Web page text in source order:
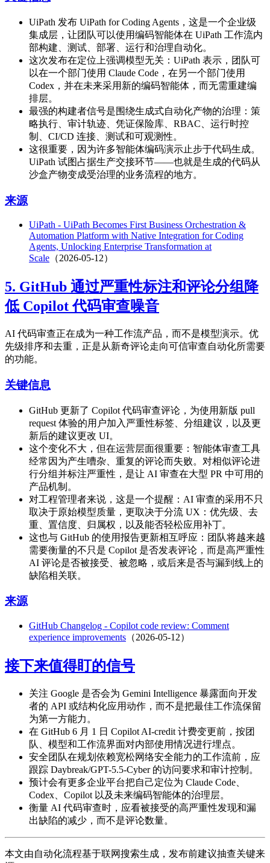
UiPath 发布 UiPath for Coding Agents，这是一个企业级
集成层，让团队可以使用编码智能体在 UiPath 工作流内
部构建、测试、部署、运行和治理自动化。
这次发布在定位上强调模型无关：UiPath 表示，团队可
以在一个部门使用 Claude Code，在另一个部门使用
Codex，并在未来采用新的编码智能体，而无需重建编
排层。
最强的构建者信号是围绕生成式自动化产物的治理：策
略执行、审计轨迹、凭证保险库、RBAC、运行时控
制、CI/CD 连接、测试和可观测性。
这很重要，因为许多智能体编码演示止步于代码生成。
UiPath 试图占据生产交接环节——也就是生成的代码从
沙盒产物变成受治理的业务流程的地方。
来源
UiPath - UiPath Becomes First Business Orchestration &
Automation Platform with Native Integration for Coding
Agents, Unlocking Enterprise Transformation at
Scale （2026-05-12）
5. GitHub 通过严重性标注和评论分组降
低 Copilot 代码审查噪音
AI 代码审查正在成为一种工作流产品，而不是模型演示。优
先级排序和去重，正是从新奇评论走向可信审查自动化所需要
的功能。
关键信息
GitHub 更新了 Copilot 代码审查评论，为使用新版 pull
request 体验的用户加入严重性标签、分组建议，以及更
新后的建议更改 UI。
这个变化不大，但在运营层面很重要：智能体审查工具
经常因为产生嘈杂、重复的评论而失败。对相似评论进
行分组并标注严重性，是让 AI 审查在大型 PR 中可用的
产品机制。
对工程管理者来说，这是一个提醒：AI 审查的采用不只
取决于原始模型质量，更取决于分流 UX：优先级、去
重、置信度、归属权，以及能否轻松应用补丁。
这也与 GitHub 的使用报告更新相互呼应：团队将越来越
需要衡量的不只是 Copilot 是否发表评论，而是高严重性
AI 评论是否被接受、被忽略，或后来是否与漏到线上的
缺陷相关联。
来源
GitHub Changelog - Copilot code review: Comment
experience improvements （2026-05-12）
接下来值得盯的信号
关注 Google 是否会为 Gemini Intelligence 暴露面向开发
者的 API 或结构化应用动作，而不是把最佳工作流保留
为第一方能力。
在 GitHub 6 月 1 日 Copilot AI-credit 计费变更前，按团
队、模型和工作流界面对内部使用情况进行埋点。
安全团队在规划依赖宽松网络安全能力的工作流前，应
跟踪 Daybreak/GPT-5.5-Cyber 的访问要求和审计控制。
预计会有更多企业平台把自己定位为 Claude Code、
Codex、Copilot 以及未来编码智能体的治理层。
衡量 AI 代码审查时，应看被接受的高严重性发现和漏
出缺陷的减少，而不是评论数量。
本文由自动化流程基于联网搜索生成，发布前建议抽查关键来